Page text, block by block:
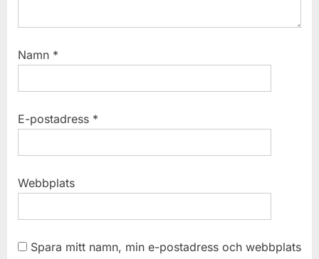
Namn *
E-postadress *
Webbplats
Spara mitt namn, min e-postadress och webbplats